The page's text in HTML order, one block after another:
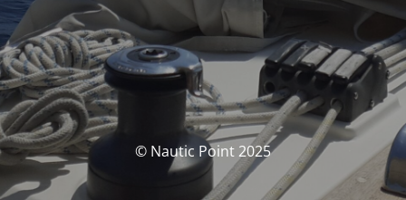
© Nautic Point 2025